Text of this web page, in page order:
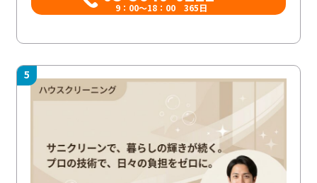
9：00～18：00 365日
5